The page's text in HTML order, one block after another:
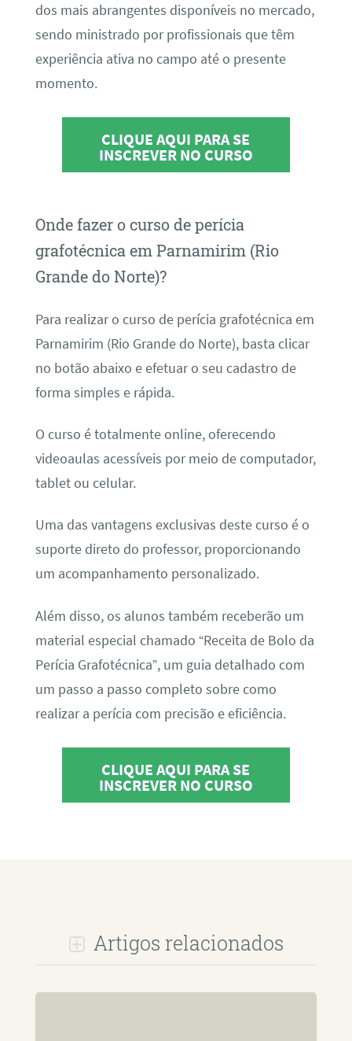
dos mais abrangentes disponíveis no mercado,
sendo ministrado por profissionais que têm
experiência ativa no campo até o presente
momento.
CLIQUE AQUI PARA SE
INSCREVER NO CURSO
Onde fazer o curso de perícia
grafotécnica em Parnamirim (Rio
Grande do Norte)?
Para realizar o curso de perícia grafotécnica em
Parnamirim (Rio Grande do Norte), basta clicar
no botão abaixo e efetuar o seu cadastro de
forma simples e rápida.
O curso é totalmente online, oferecendo
videoaulas acessíveis por meio de computador,
tablet ou celular.
Uma das vantagens exclusivas deste curso é o
suporte direto do professor, proporcionando
um acompanhamento personalizado.
Além disso, os alunos também receberão um
material especial chamado “Receita de Bolo da
Perícia Grafotécnica”, um guia detalhado com
um passo a passo completo sobre como
realizar a perícia com precisão e eficiência.
CLIQUE AQUI PARA SE
INSCREVER NO CURSO
Artigos relacionados